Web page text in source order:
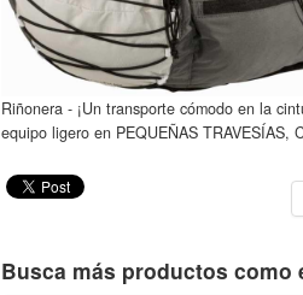
Riñonera - ¡Un transporte cómodo en la
equipo ligero en PEQUEÑAS TRAVESÍAS,
Busca más productos como